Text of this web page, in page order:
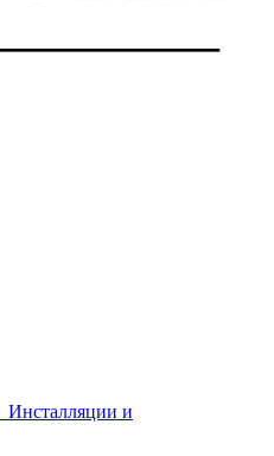
Инсталляции и